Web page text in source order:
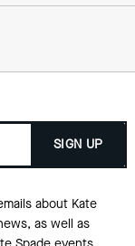
SIGN UP
about Kate
as well as